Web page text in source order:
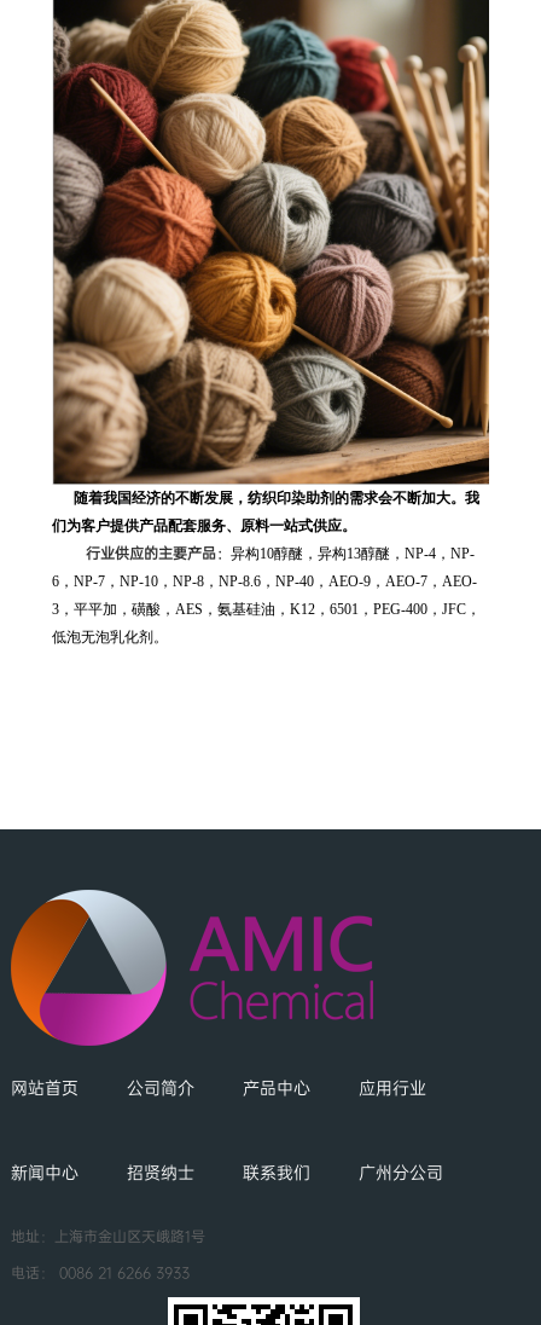
随着我国经济的不断发展，纺织印染助剂的需求会不断加大。我
们为客户提供产品配套服务、原料一站式供应。
行业供应的主要产品： 异构10醇醚，异构13醇醚，NP-4，NP-
6，NP-7，NP-10，NP-8，NP-8.6，NP-40，AEO-9，AEO-7，AEO-
3，平平加，磺酸，AES，氨基硅油，K12，6501，PEG-400，JFC，
低泡无泡乳化剂。
网站首页 公司简介 产品中心 应用行业
新闻中心 招贤纳士 联系我们 广州分公司
地址：上海市金山区天峨路1号
电话： 0086 21 6266 3933